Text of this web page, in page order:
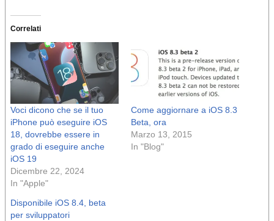
Correlati
Voci dicono che se il tuo
iPhone può eseguire iOS
18, dovrebbe essere in
grado di eseguire anche
iOS 19
Dicembre 22, 2024
In "Apple"
Come aggiornare a iOS 8.3
Beta, ora
Marzo 13, 2015
In "Blog"
Disponibile iOS 8.4, beta
per sviluppatori